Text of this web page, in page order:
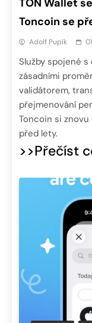
TON Wallet
Toncoin se
Adolf Pupík
Služby spojené
zásadními
validátorem,
přejmenování
Toncoin si znovu
před lety.
>>Přečíst